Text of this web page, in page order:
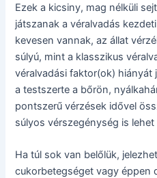
Ezek a kicsiny, mag nélküli
játszanak a véralvadás
kevesen vannak, az állat
súlyú, mint a klasszikus
véralvadási faktor(ok) hiányát
a testszerte a bőrön,
pontszerű vérzések idővel
súlyos vérszegénység is
Ha túl sok van belőlük,
cukorbetegséget vagy éppen